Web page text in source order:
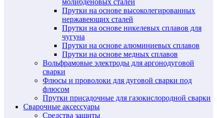
Прутки на основе высоколегированных
нержавеющих сталей
Прутки на основе никелевых сплавов для
чугуна
Прутки на основе алюминиевых сплавов
Прутки на основе медных сплавов
Вольфрамовые электроды для аргонодуговой
сварки
Флюсы и проволоки для дуговой сварки под
флюсом
Прутки присадочные для газокислородной сварки
Сварочные аксессуары
Средства защиты